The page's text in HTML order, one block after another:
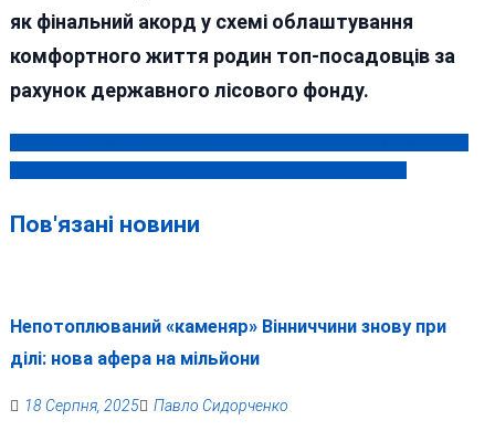
як фінальний акорд у схемі облаштування
комфортного життя родин топ-посадовців за
рахунок державного лісового фонду.
Навігація
Пов'язані новини
Непотоплюваний «каменяр» Вінниччини знову при
ділі: нова афера на мільйони
18 Серпня, 2025 Павло Сидорченко